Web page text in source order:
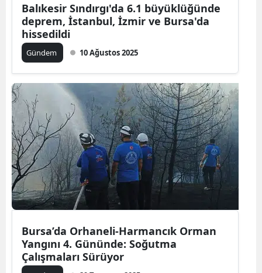
Balıkesir Sındırgı'da 6.1 büyüklüğünde
deprem, İstanbul, İzmir ve Bursa'da
hissedildi
Gündem 10 Ağustos 2025
Bursa’da Orhaneli-Harmancık Orman
Yangını 4. Gününde: Soğutma
Çalışmaları Sürüyor